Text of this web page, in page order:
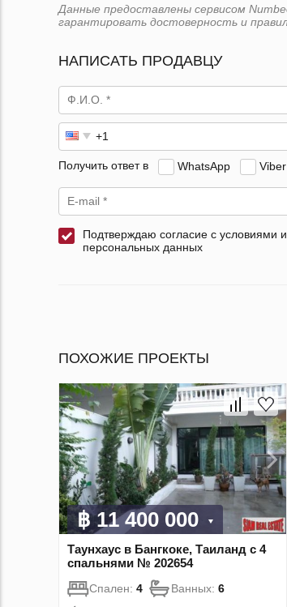
Данные предоставлены сервисом
гарантировать достоверность и
НАПИСАТЬ ПРОДАВЦУ
Получить ответ в WhatsApp Viber
Подтверждаю согласие с условиями
персональных данных
ПОХОЖИЕ ПРОЕКТЫ
฿ 11 400 000
Таунхаус в Бангкоке, Таиланд с 4
спальнями № 202654
Спален: 4 Ванных: 6